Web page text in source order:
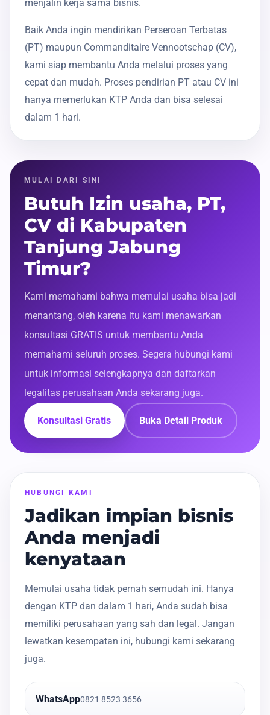
menjalin kerja sama bisnis.
Baik Anda ingin mendirikan Perseroan Terbatas
(PT) maupun Commanditaire Vennootschap (CV),
kami siap membantu Anda melalui proses yang
cepat dan mudah. Proses pendirian PT atau CV ini
hanya memerlukan KTP Anda dan bisa selesai
dalam 1 hari.
MULAI DARI SINI
Butuh Izin usaha, PT,
CV di Kabupaten
Tanjung Jabung
Timur?
Kami memahami bahwa memulai usaha bisa jadi
menantang, oleh karena itu kami menawarkan
konsultasi GRATIS untuk membantu Anda
memahami seluruh proses. Segera hubungi kami
untuk informasi selengkapnya dan daftarkan
legalitas perusahaan Anda sekarang juga.
Konsultasi Gratis Buka Detail Produk
HUBUNGI KAMI
Jadikan impian bisnis
Anda menjadi
kenyataan
Memulai usaha tidak pernah semudah ini. Hanya
dengan KTP dan dalam 1 hari, Anda sudah bisa
memiliki perusahaan yang sah dan legal. Jangan
lewatkan kesempatan ini, hubungi kami sekarang
juga.
WhatsApp0821 8523 3656